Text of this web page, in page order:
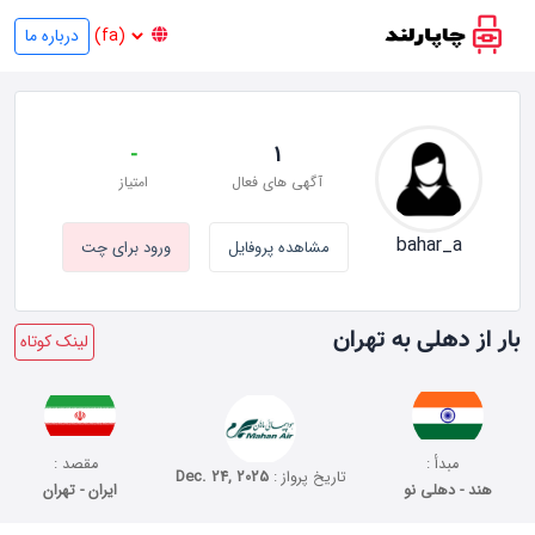
درباره ما
بار از دهلی به تهران لینک کوتاه
مبدأ :
هند - دهلی نو
تاریخ پرواز :Dec. 24, 2025
مقصد :
ایران - تهران
bahar_a
1
آگهی های فعال
-
امتیاز
مشاهده پروفایل ورود برای چت